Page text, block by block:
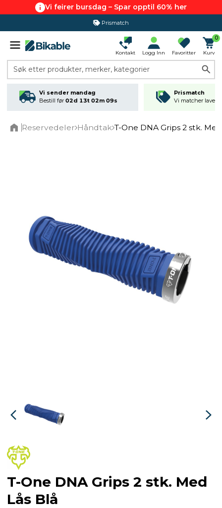
Vi feirer bursdag – Spar opptil 60% her
Prismatch
Kontakt Logg Inn Favoritter
0
Kurv
Søk etter produkter, merker, kategorier
Vi sender mandag
Bestill før 02d 13t 02m 08s
Prismatch
Vi matcher
Reservedeler Håndtak T-One DNA Grips 2 stk.
T-One DNA Grips 2 stk. Med
Lås Blå